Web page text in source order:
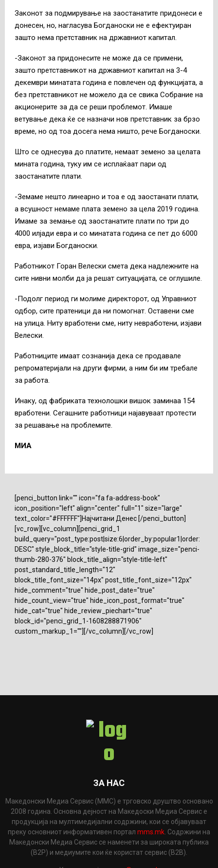
Законот за подмирување на заостанатите придонеси е
донесен, но, нагласува Богданоски не е ефектуиран
зашто нема претставник на државниот капитал.
-Законот за придонесите не може да се примени,
зашто претставникот на државниот капитал на 3-4
декември минатата година е повлечен од функцијата, а
без претставникот не можело да се свика Собрание на
акционерите за да се реши проблемот. Имаше
ветување дека ќе се назначи нов претставник за брзо
време, но од тоа досега нема ништо, рече Богданоски.
Што се однесува до платите, немаат земено за целата
мината година, туку им се исплаќаат пари од
заостанатите плати.
-Земаме нешто линеарно и тоа е од заостанати плати,
а всушност немаме плата земено за цела 2019 година.
Имаме за земање од заостанатите плати по три до
4000 илјади евра и со минатата година се пет до 6000
евра, изјави Богданоски.
Работникот Горан Велески смета дека надлежните на
сите нивни молби да ја решат ситуацијата, се оглушиле.
-Подолг период ги молиме директорот, од Управниот
одбор, сите пратеници да ни помогнат. Оставени сме
на улица. Ниту вработени сме, ниту невработени, изјави
Велески.
Работниците имаат сознанија дека се продавале
репроматеријали на други фирми, а ним би им требале
за работа.
Инаку, од фабриката технолошки вишок заминаа 154
вработени. Сегашните работници најавуваат протести
за решавање на проблемите.
МИА
[penci_button link="" icon="fa fa-address-book"
icon_position="left" align="center" full="1" size="large"
text_color="#FFFFFF"]Најчитани Денес [/penci_button]
[vc_row][vc_column][penci_grid_1
build_query="post_type:post|size:6|order_by:popular1|order:
DESC" style_block_title="style-title-grid" image_size="penci-
thumb-280-376" block_title_align="style-title-left"
post_standard_title_length="12"
block_title_font_size="14px" post_title_font_size="12px"
hide_comment="true" hide_post_date="true"
hide_count_view="true" hide_icon_post_format="true"
hide_cat="true" hide_review_piechart="true"
block_id="penci_grid_1-1608288871906"
custom_markup_1=""][/vc_column][/vc_row]
ЗА НАС
Македонски Медиа Сервис (ММС) е трговско друштво основано
2008 година. Основна дејност на Македоски Медиа Сервис е
продукција на мултимедијални содржини, кои се објавуваат
преку основниот информативен портал mms.mk . Содржини на
Македонски Медиа Сервис се наменети за широката публика
(B2P) и медиумите кои ќе користат сервис (B2B).